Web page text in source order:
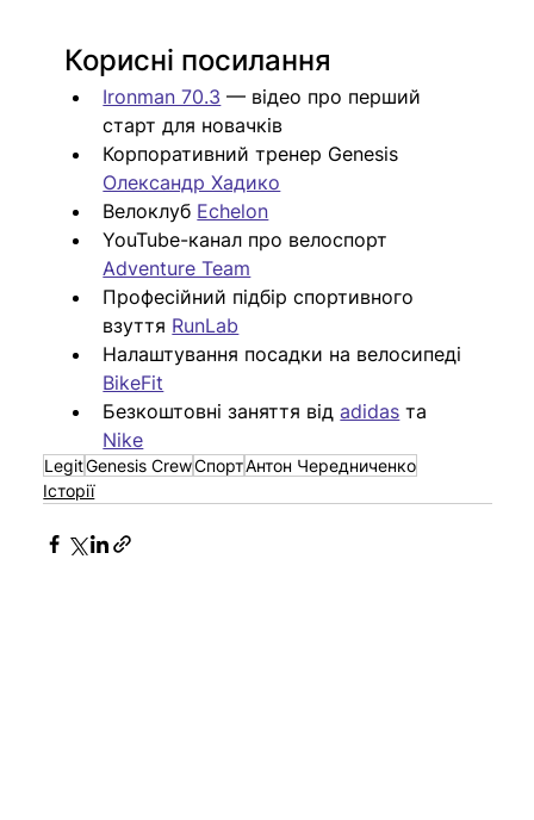
Корисні посилання
Ironman 70.3 — відео про перший
старт для новачків
Корпоративний тренер Genesis
Олександр Хадико
Велоклуб Echelon
YouTube-канал про велоспорт
Adventure Team
Професійний підбір спортивного
взуття RunLab
Налаштування посадки на велосипеді
BikeFit
Безкоштовні заняття від adidas та
Nike
LegitGenesis CrewСпортАнтон Чередниченко
Історії